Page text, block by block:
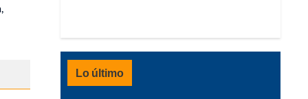
Lo último